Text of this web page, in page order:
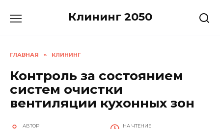
Клининг 2050
ГЛАВНАЯ » КЛИНИНГ
Контроль за состоянием
систем очистки
вентиляции кухонных зон
АВТОР НА ЧТЕНИЕ